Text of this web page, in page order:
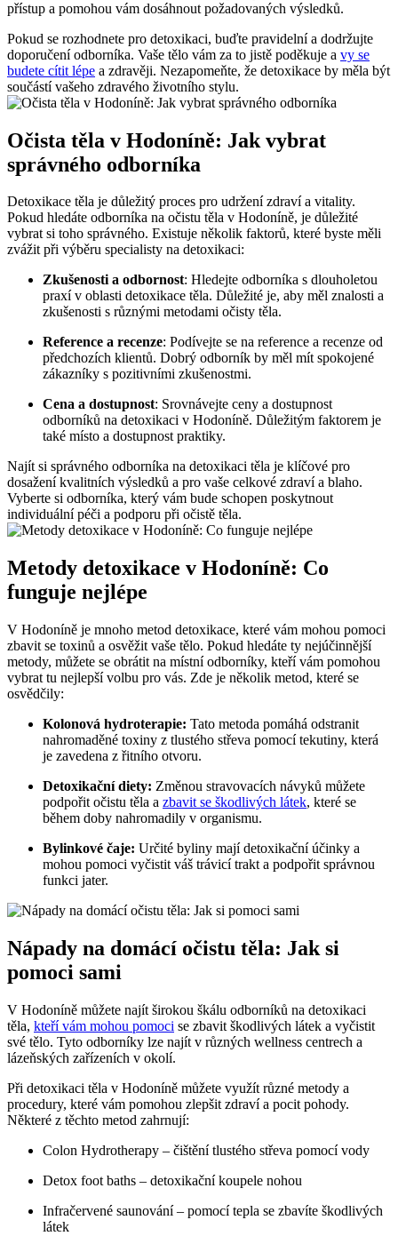
přístup a pomohou vám dosáhnout požadovaných výsledků.
Pokud se rozhodnete pro detoxikaci, buďte pravidelní a dodržujte
doporučení odborníka. Vaše tělo vám za to jistě poděkuje a vy se
budete cítit lépe a zdravěji. Nezapomeňte, že detoxikace by měla být
součástí vašeho zdravého životního stylu.
Očista těla v Hodoníně: Jak vybrat
správného odborníka
Detoxikace těla je důležitý proces pro udržení zdraví a vitality.
Pokud hledáte odborníka na očistu těla v Hodoníně, je důležité
vybrat si toho správného. Existuje několik faktorů, které byste měli
zvážit při výběru specialisty na detoxikaci:
Zkušenosti a odbornost: Hledejte odborníka s dlouholetou
praxí v oblasti detoxikace těla. Důležité je, aby měl znalosti a
zkušenosti s různými metodami očisty těla.
Reference a recenze: Podívejte se na reference a recenze od
předchozích klientů. Dobrý odborník by měl mít spokojené
zákazníky s pozitivními zkušenostmi.
Cena a dostupnost: Srovnávejte ceny a dostupnost
odborníků na detoxikaci v Hodoníně. Důležitým faktorem je
také místo a dostupnost praktiky.
Najít si správného odborníka na detoxikaci těla je klíčové pro
dosažení kvalitních výsledků a pro vaše celkové zdraví a blaho.
Vyberte si odborníka, který vám bude schopen poskytnout
individuální péči a podporu při očistě těla.
Metody detoxikace v Hodoníně: Co
funguje nejlépe
V Hodoníně je mnoho metod detoxikace, které vám mohou pomoci
zbavit se toxinů a osvěžit vaše tělo. Pokud hledáte ty nejúčinnější
metody, můžete se obrátit na místní odborníky, kteří vám pomohou
vybrat tu nejlepší volbu pro vás. Zde je několik metod, které se
osvědčily:
Kolonová hydroterapie: Tato metoda pomáhá odstranit
nahromaděné toxiny z tlustého střeva pomocí tekutiny, která
je zavedena z řitního otvoru.
Detoxikační diety: Změnou stravovacích návyků můžete
podpořit očistu těla a zbavit se škodlivých látek, které se
během doby nahromadily v organismu.
Bylinkové čaje: Určité byliny mají detoxikační účinky a
mohou pomoci vyčistit váš trávicí trakt a podpořit správnou
funkci jater.
Nápady na domácí očistu těla: Jak si
pomoci sami
V Hodoníně můžete najít širokou škálu odborníků na detoxikaci
těla, kteří vám mohou pomoci se zbavit škodlivých látek a vyčistit
své tělo. Tyto odborníky lze najít v různých wellness centrech a
lázeňských zařízeních v okolí.
Při detoxikaci těla v Hodoníně můžete využít různé metody a
procedury, které vám pomohou zlepšit zdraví a pocit pohody.
Některé z těchto metod zahrnují:
Colon Hydrotherapy – čištění tlustého střeva pomocí vody
Detox foot baths – detoxikační koupele nohou
Infračervené saunování – pomocí tepla se zbavíte škodlivých
látek